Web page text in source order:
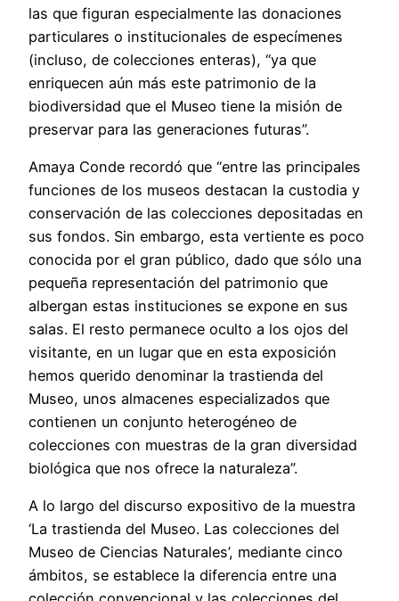
las que figuran especialmente las donaciones
particulares o institucionales de especímenes
(incluso, de colecciones enteras), “ya que
enriquecen aún más este patrimonio de la
biodiversidad que el Museo tiene la misión de
preservar para las generaciones futuras”.
Amaya Conde recordó que “entre las principales
funciones de los museos destacan la custodia y
conservación de las colecciones depositadas en
sus fondos. Sin embargo, esta vertiente es poco
conocida por el gran público, dado que sólo una
pequeña representación del patrimonio que
albergan estas instituciones se expone en sus
salas. El resto permanece oculto a los ojos del
visitante, en un lugar que en esta exposición
hemos querido denominar la trastienda del
Museo, unos almacenes especializados que
contienen un conjunto heterogéneo de
colecciones con muestras de la gran diversidad
biológica que nos ofrece la naturaleza”.
A lo largo del discurso expositivo de la muestra
‘La trastienda del Museo. Las colecciones del
Museo de Ciencias Naturales’, mediante cinco
ámbitos, se establece la diferencia entre una